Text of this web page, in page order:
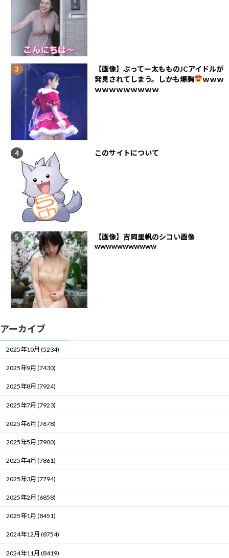
【画像】ぶってー太もものJCアイドルが
発見されてしまう。しかも爆胸
ｗｗｗ
ｗｗｗｗｗｗｗｗｗ
このサイトについて
【画像】吉岡里帆のシコい画像
wwwwwwwwwww
アーカイブ
2025年10月 (5234)
2025年9月 (7430)
2025年8月 (7924)
2025年7月 (7923)
2025年6月 (7678)
2025年5月 (7900)
2025年4月 (7861)
2025年3月 (7794)
2025年2月 (6858)
2025年1月 (8451)
2024年12月 (8754)
2024年11月 (8419)